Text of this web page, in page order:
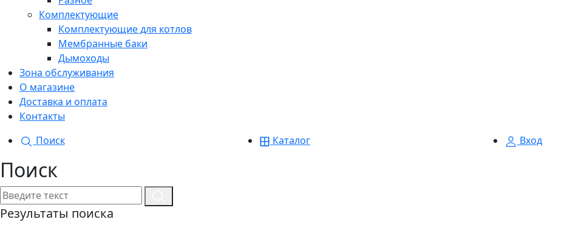
Комплектующие
Комплектующие для котлов
Мембранные баки
Дымоходы
Зона обслуживания
О магазине
Доставка и оплата
Контакты
Поиск
Каталог Вход
Поиск
Результаты поиска